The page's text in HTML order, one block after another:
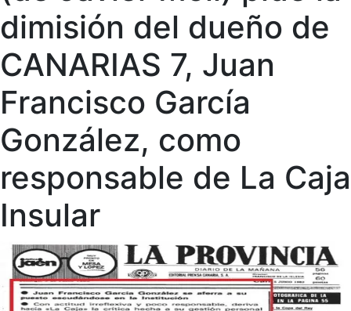
dimisión del dueño de
CANARIAS 7, Juan
Francisco García
González, como
responsable de La Caja
Insular